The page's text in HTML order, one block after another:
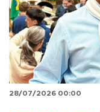
28/07/2026 00:00